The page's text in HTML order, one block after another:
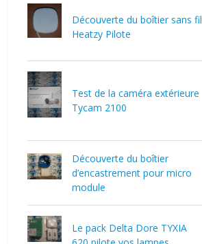
Découverte du boîtier sans fil
Heatzy Pilote
Test de la caméra extérieure
Tycam 2100
Découverte du boîtier
d’encastrement pour micro
module
Le pack Delta Dore TYXIA